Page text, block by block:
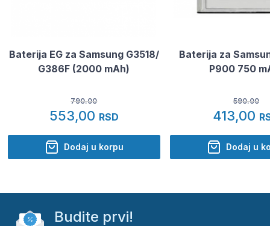
Baterija EG za Samsung G3518/
G386F (2000 mAh)
790.00
553,00 RSD
Dodaj u korpu
Baterija za
P900 750
590.00
413,00
Dodaj u
Budite prvi!